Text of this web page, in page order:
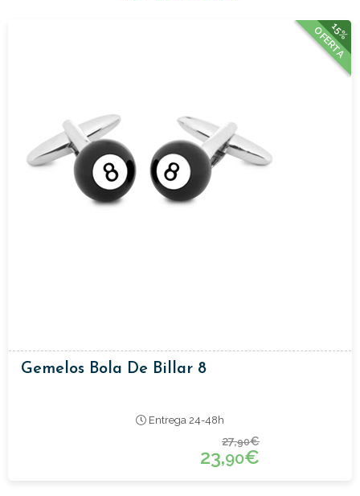
15%
OFERTA
Gemelos Bola De Billar 8
Entrega 24-48h
27,90€
23,90€